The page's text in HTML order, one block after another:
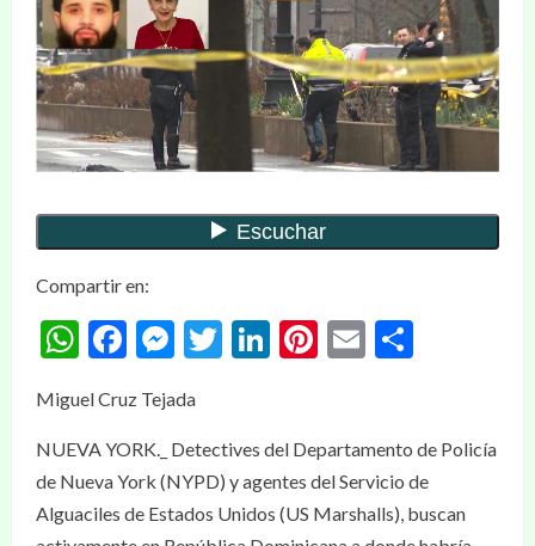
Compartir en:
WhatsApp
Facebook
Messenger
Twitter
LinkedIn
Pinterest
Email
Miguel Cruz Tejada
NUEVA YORK._ Detectives del Departamento de Policía
de Nueva York (NYPD) y agentes del Servicio de
Alguaciles de Estados Unidos (US Marshalls), buscan